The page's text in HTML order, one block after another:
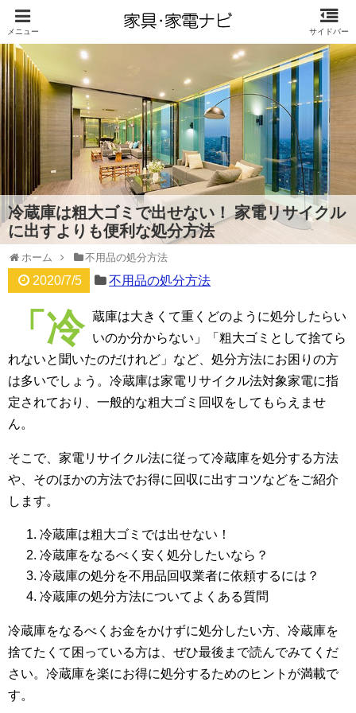
冷蔵庫は粗大ゴミで出せない！ 家電リサイクル
に出すよりも便利な処分方法
ホーム 不用品の処分方法
2020/7/5 不用品の処分方法
「冷 蔵庫は大きくて重くどのように処分したらい
いのか分からない」「粗大ゴミとして捨てら
れないと聞いたのだけれど」など、処分方法にお困りの方
は多いでしょう。冷蔵庫は家電リサイクル法対象家電に指
定されており、一般的な粗大ゴミ回収をしてもらえませ
ん。
そこで、家電リサイクル法に従って冷蔵庫を処分する方法
や、そのほかの方法でお得に回収に出すコツなどをご紹介
します。
冷蔵庫は粗大ゴミでは出せない！
冷蔵庫をなるべく安く処分したいなら？
冷蔵庫の処分を不用品回収業者に依頼するには？
冷蔵庫の処分方法についてよくある質問
冷蔵庫をなるべくお金をかけずに処分したい方、冷蔵庫を
捨てたくて困っている方は、ぜひ最後まで読んでみてくだ
さい。冷蔵庫を楽にお得に処分するためのヒントが満載で
す。